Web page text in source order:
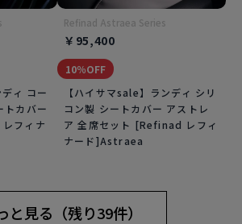
ィ コー
カバー
フィナ
Refinad Astraea Series
￥95,400
10％OFF
【ハイサマsale】ランディ シリ
コン製 シートカバー アストレ
ア 全席セット [Refinad レフィ
ナード]Astraea
と見る（残り39件）